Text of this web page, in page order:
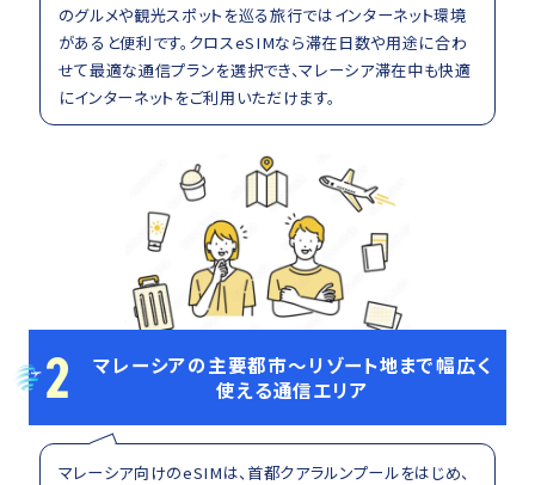
のグルメや観光スポットを巡る旅行ではインターネット環境
があると便利です。クロスeSIMなら滞在日数や用途に合わ
せて最適な通信プランを選択でき、マレーシア滞在中も快適
にインターネットをご利用いただけます。
2
マレーシアの主要都市～リゾート地まで幅広く
使える通信エリア
マレーシア向けのeSIMは、首都クアラルンプールをはじめ、